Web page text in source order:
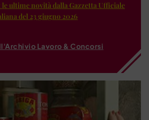
le ultime novità dalla Gazzetta Ufficiale
del 23 giugno 2026
Lavoro & Concorsi